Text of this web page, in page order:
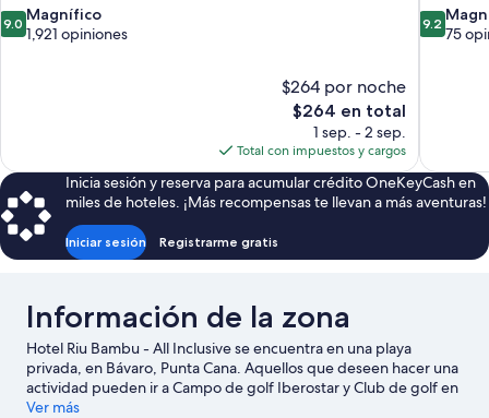
9.0
de
9.0 Magnífico
1,921 opiniones
$264 por noche
El
precio
actual
es
de
$264
$264 en total
1 sep. - 2 sep.
Total con impuestos y cargos
9.2
de
9.2
75
Inicia sesión y reserva para acumular crédito OneKeyCash en
miles de hoteles. ¡Más recompensas te llevan a más aventuras!
Iniciar sesión Registrarme gratis
Información de la zona
Hotel Riu Bambu - All Inclusive se encuentra en una playa
privada, en Bávaro, Punta Cana. Aquellos que deseen hacer una
actividad pueden ir a Campo de golf Iberostar y Club de golf en
Cana Bay, mientras que quienes quieran apreciar la belleza
Ver más